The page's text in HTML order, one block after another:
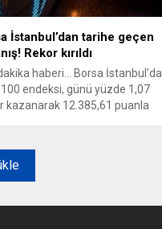
İstanbul’dan tarihe geçen
Rekor kırıldı
haberi... Borsa İstanbul'da
100 endeksi, günü yüzde 1,07
kazanarak 12.385,61 puanla